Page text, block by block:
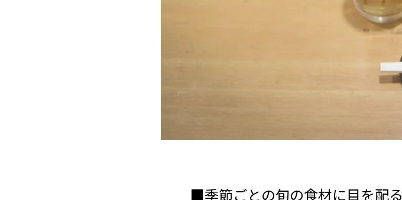
■季節ごとの旬の食材に目を配る